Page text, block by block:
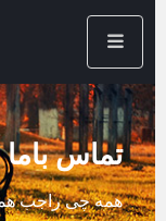
تماس باما
همه چی راجب همه